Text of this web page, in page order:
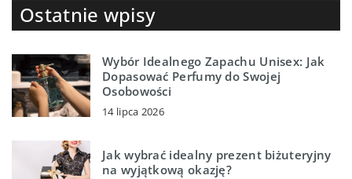
Ostatnie wpisy
Wybór Idealnego Zapachu Unisex: Jak
Dopasować Perfumy do Swojej
Osobowości
14 lipca 2026
Jak wybrać idealny prezent biżuteryjny
na wyjątkową okazję?